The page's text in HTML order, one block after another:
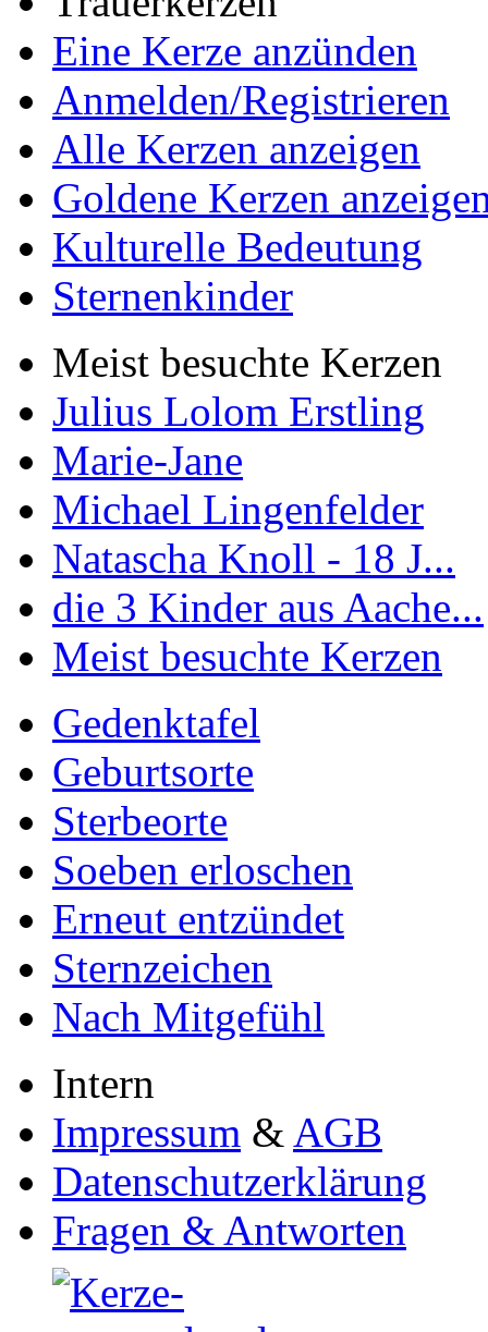
Eine Kerze anzünden
Anmelden/Registrieren
Alle Kerzen anzeigen
Goldene Kerzen
Kulturelle Bedeutung
Sternenkinder
Meist besuchte Kerzen
Julius Lolom Erstling
Marie-Jane
Michael Lingenfelder
Natascha Knoll - 18 J...
die 3 Kinder aus Aache...
Meist besuchte Kerzen
Gedenktafel
Geburtsorte
Sterbeorte
Soeben erloschen
Erneut entzündet
Sternzeichen
Nach Mitgefühl
Intern
Impressum & AGB
Datenschutzerklärung
Fragen & Antworten